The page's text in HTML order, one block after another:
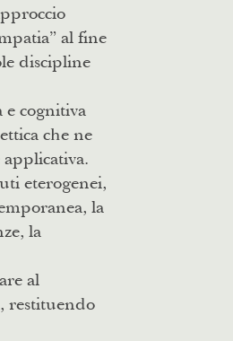
al fine
discipline
e cognitiva
che ne
applicativa.
eterogenei,
la
la
al
restituendo